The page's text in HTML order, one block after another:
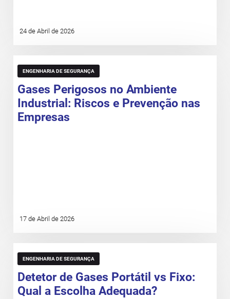
24 de Abril de 2026
ENGENHARIA DE SEGURANÇA
Gases Perigosos no Ambiente
Industrial: Riscos e Prevenção nas
Empresas
17 de Abril de 2026
ENGENHARIA DE SEGURANÇA
Detetor de Gases Portátil vs Fixo:
Qual a Escolha Adequada?